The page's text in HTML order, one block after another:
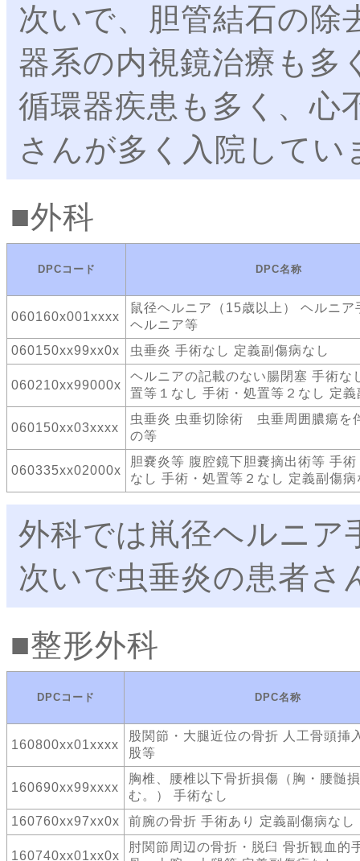
次いで、胆管結石の除
器系の内視鏡治療も多
循環器疾患も多く、心
さんが多く入院してい
外科
DPCコード DPC名称
060160x001xxxx
鼠径ヘルニア（15歳以上） ヘルニ
ヘルニア等
060150xx99xx0x
虫垂炎 手術なし 定義副傷病なし
060210xx99000x
ヘルニアの記載のない腸閉塞 手術な
置等１なし 手術・処置等２なし 定
060150xx03xxxx
虫垂炎 虫垂切除術 虫垂周囲膿瘍を
の等
060335xx02000x
胆嚢炎等 腹腔鏡下胆嚢摘出術等 手
なし 手術・処置等２なし 定義副傷病
外科では鼡径ヘルニア
次いで虫垂炎の患者さ
整形外科
DPCコード DPC名称
160800xx01xxxx
股関節・大腿近位の骨折 人工骨頭
股等
160690xx99xxxx
胸椎、腰椎以下骨折損傷（胸・腰髄
む。） 手術なし
160760xx97xx0x
前腕の骨折 手術あり 定義副傷病なし
160740xx01xx0x
肘関節周辺の骨折・脱臼 骨折観血